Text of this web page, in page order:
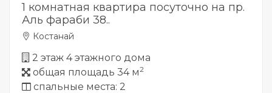
1 комнатная квартира посуточно на пр.
Аль фараби 38..
Костанай
2 этаж 4 этажного дома
общая площадь 34 м2
спальные места: 2